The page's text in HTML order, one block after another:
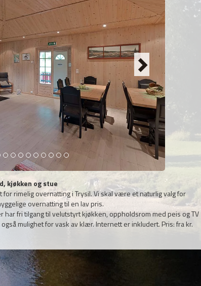
kjøkken og stue
rimelig overnatting i Trysil. Vi skal være et naturlig valg for
overnatting til en lav pris.
fri tilgang til velutstyrt kjøkken, oppholdsrom med peis og TV
mulighet for vask av klær. Internett er inkludert. Pris: fra kr.